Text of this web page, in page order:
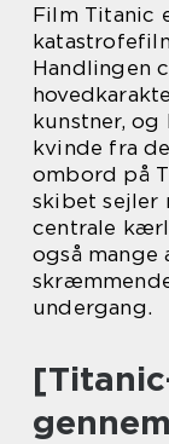
Film Titanic
Handlingen
kunstner, og
kvinde fra
ombord på
skibet sejler
centrale
også mange
undergang.